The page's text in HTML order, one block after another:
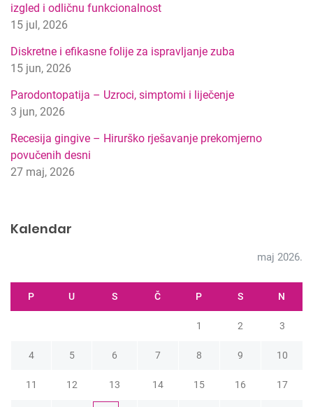
izgled i odličnu funkcionalnost
15 jul, 2026
Diskretne i efikasne folije za ispravljanje zuba
15 jun, 2026
Parodontopatija – Uzroci, simptomi i liječenje
3 jun, 2026
Recesija gingive – Hirurško rješavanje prekomjerno
povučenih desni
27 maj, 2026
Kalendar
maj 2026.
P U S Č P S N
1 2 3
4 5 6 7 8 9 10
11 12 13 14 15 16 17